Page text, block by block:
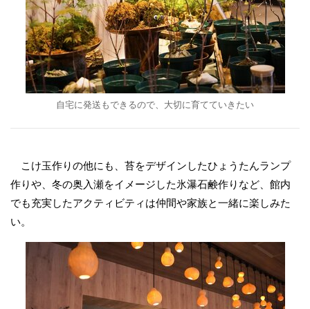
自宅に発送もできるので、大切に育てていきたい
こけ玉作りの他にも、苔をデザインしたひょうたんランプ
作りや、冬の奥入瀬をイメージした氷瀑石鹸作りなど、館内
でも充実したアクティビティは仲間や家族と一緒に楽しみた
い。